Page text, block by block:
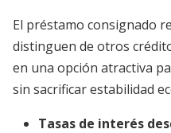
El préstamo consignado
distinguen de otros
en una opción atractiva
sin sacrificar estabilidad
Tasas de interés